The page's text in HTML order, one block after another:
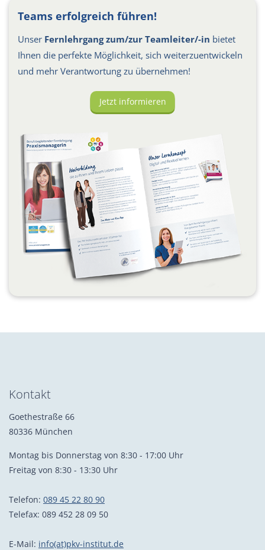
Teams erfolgreich führen!
Unser Fernlehrgang zum/zur Teamleiter/-in bietet
Ihnen die perfekte Möglichkeit, sich weiterzuentwickeln
und mehr Verantwortung zu übernehmen!
Jetzt informieren
Kontakt
Goethestraße 66
80336 München
Montag bis Donnerstag von 8:30 - 17:00 Uhr
Freitag von 8:30 - 13:30 Uhr
Telefon: 089 45 22 80 90
Telefax: 089 452 28 09 50
E-Mail: info(at)pkv-institut.de